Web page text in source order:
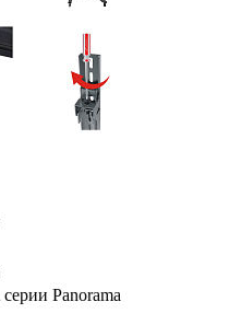
Panorama